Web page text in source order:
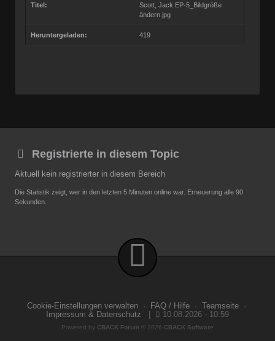
Titel:
Scott, Jack EP-5_Bildgröße
ändern.jpg
Heruntergeladen: 419
Registrierte in diesem Topic
Aktuell kein registrierter in diesem Bereich
Die Statistik zeigt, wer in den letzten 5 Minuten online war. Erneuerung alle 90
Sekunden.
Cookie-Einstellungen verwalten· FAQ / Hilfe· Teamseite·
Impressum & Datenschutz
10.08.2026 - 10:59
Powered by CBACK Forum © 2026 CBACK Software